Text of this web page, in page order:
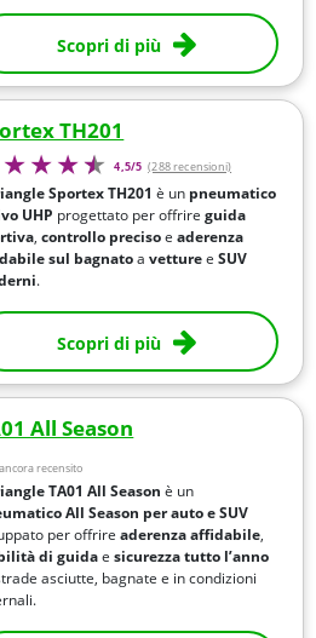
Scopri di più
TH201
4,5/5 (288 recensioni)
Sportex TH201 è un pneumatico
UHP progettato per offrireguida
,controllo precisoeaderenza
sul bagnatoavettureeSUV
.
Scopri di più
All Season
recensito
TA01 All Season è un
All Season per auto e SUV
per offrireaderenza affidabile,
di guidaesicurezza tutto l’anno
asciutte, bagnate e in condizioni